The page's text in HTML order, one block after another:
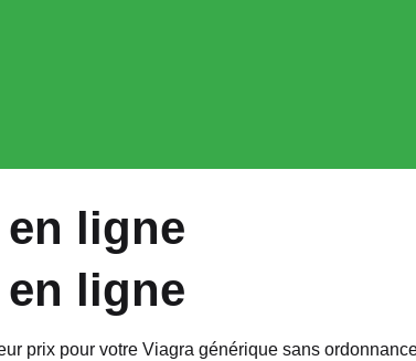
ligne
ligne
prix pour votre Viagra générique sans